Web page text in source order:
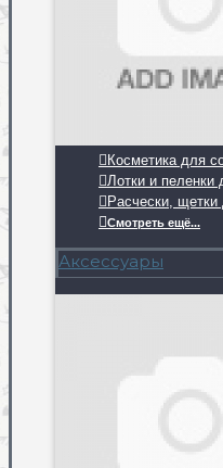
Косметика для
Лотки и пеленки
Расчески, щетки
Смотреть ещё...
Аксессуары